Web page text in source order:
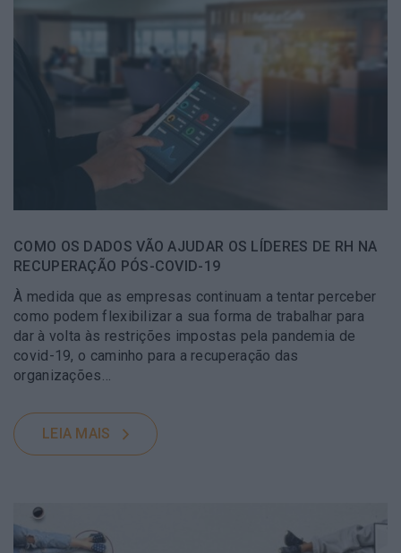
COMO OS DADOS VÃO AJUDAR OS LÍDERES DE RH NA
RECUPERAÇÃO PÓS-COVID-19
À medida que as empresas continuam a tentar perceber
como podem flexibilizar a sua forma de trabalhar para
dar à volta às restrições impostas pela pandemia de
covid-19, o caminho para a recuperação das
organizações…
LEIA MAIS